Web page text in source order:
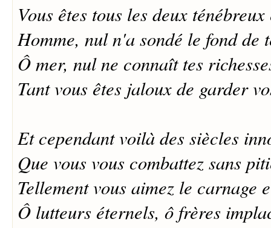
Vous êtes tous les deux
Homme, nul n'a sondé le fond de
Ô mer, nul ne connaît tes
Tant vous êtes jaloux de garder
Et cependant voilà des siècles
Que vous vous combattez sans
Tellement vous aimez le carnage
Ô lutteurs éternels, ô frères